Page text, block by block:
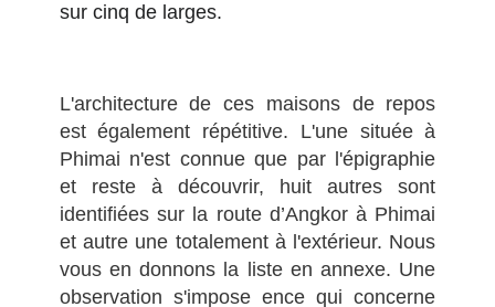
sur cinq de larges.
L'architecture de ces maisons de repos
est également répétitive. L'une située à
Phimai n'est connue que par l'épigraphie
et reste à découvrir, huit autres sont
identifiées sur la route d’Angkor à Phimai
et autre une totalement à l'extérieur. Nous
vous en donnons la liste en annexe. Une
observation s'impose ence qui concerne